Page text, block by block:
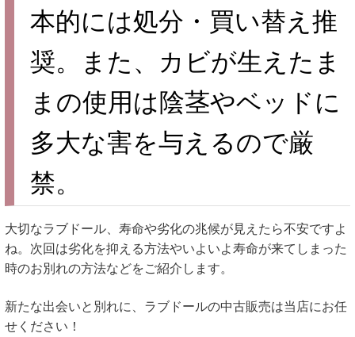
本的には処分・買い替え推
奨。また、カビが生えたま
まの使用は陰茎やベッドに
多大な害を与えるので厳
禁。
大切なラブドール、寿命や劣化の兆候が見えたら不安ですよ
ね。次回は劣化を抑える方法やいよいよ寿命が来てしまった
時のお別れの方法などをご紹介します。
新たな出会いと別れに、ラブドールの中古販売は当店にお任
せください！